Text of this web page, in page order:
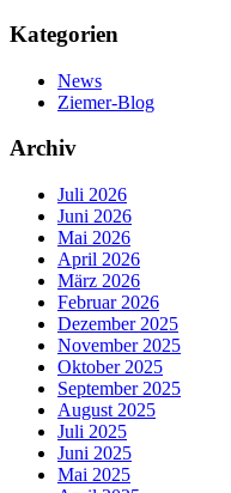
Kategorien
News
Ziemer-Blog
Archiv
Juli 2026
Juni 2026
Mai 2026
April 2026
März 2026
Februar 2026
Dezember 2025
November 2025
Oktober 2025
September 2025
August 2025
Juli 2025
Juni 2025
Mai 2025